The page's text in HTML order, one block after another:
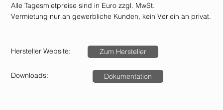
Alle Tagesmietpreise sind in Euro zzgl. MwSt.
Vermietung nur an gewerbliche Kunden, kein Verleih an privat.
Hersteller Website: Zum Hersteller
Downloads: Dokumentation